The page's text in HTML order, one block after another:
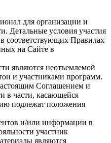
для организации и
Детальные условия участия
соответствующих Правилах
на Сайте в
являются неотъемлемой
и участниками программ.
Соглашением и
в части, касающейся
подлежат положения
и/или информации в
участник
являются